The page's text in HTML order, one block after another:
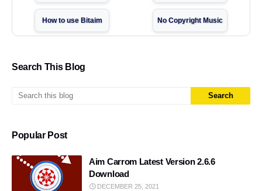
How to use Bitaim No Copyright Music
TextNow WhatsApp Trick multiple account
Search This Blog
Popular Post
Aim Carrom Latest Version 2.6.6
Download
DECEMBER 25, 2021